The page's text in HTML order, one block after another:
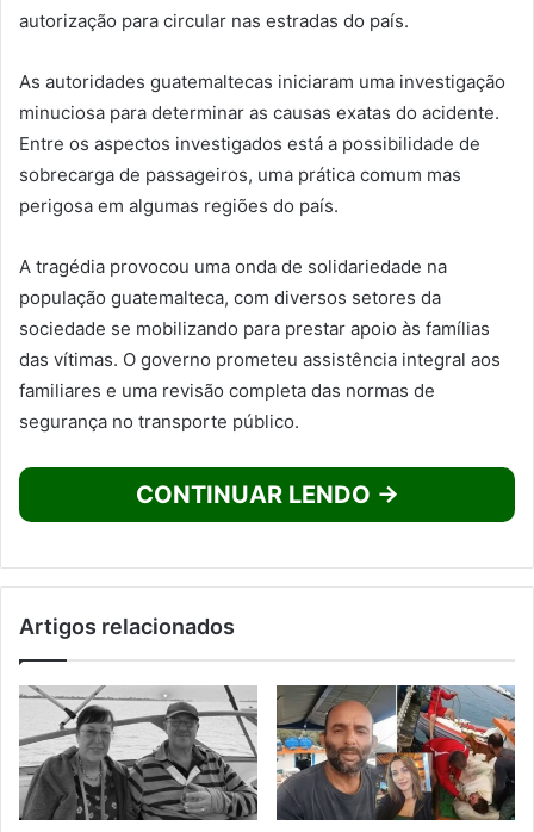
autorização para circular nas estradas do país.
As autoridades guatemaltecas iniciaram uma investigação
minuciosa para determinar as causas exatas do acidente.
Entre os aspectos investigados está a possibilidade de
sobrecarga de passageiros, uma prática comum mas
perigosa em algumas regiões do país.
A tragédia provocou uma onda de solidariedade na
população guatemalteca, com diversos setores da
sociedade se mobilizando para prestar apoio às famílias
das vítimas. O governo prometeu assistência integral aos
familiares e uma revisão completa das normas de
segurança no transporte público.
CONTINUAR LENDO →
Artigos relacionados